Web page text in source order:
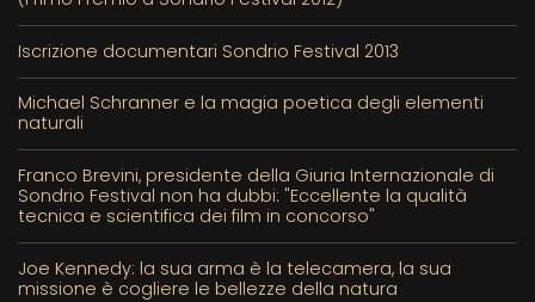
Iscrizione documentari Sondrio Festival 2013
Michael Schranner e la magia poetica degli elementi
naturali
Franco Brevini, presidente della Giuria Internazionale di
Sondrio Festival non ha dubbi: "Eccellente la qualità
tecnica e scientifica dei film in concorso"
Joe Kennedy: la sua arma è la telecamera, la sua
missione è cogliere le bellezze della natura